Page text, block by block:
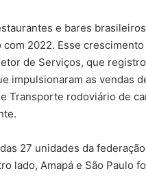
e bares
2022. Esse
de Serviços, que
impulsionaram as vendas
Transporte rodoviário de
27 unidades da
lado, Amapá e São Paulo